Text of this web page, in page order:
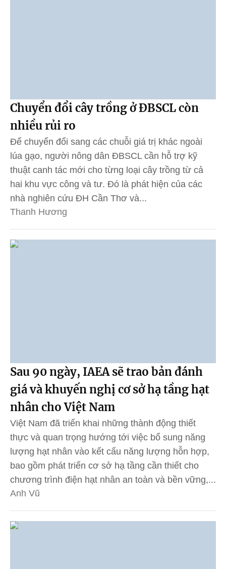
Chuyển đổi cây trồng ở ĐBSCL còn
nhiều rủi ro
Để chuyển đổi sang các chuỗi giá trị khác ngoài
lúa gạo, người nông dân ĐBSCL cần hỗ trợ kỹ
thuật canh tác mới cho từng loại cây trồng từ cả
hai khu vực công và tư. Đó là phát hiện của các
nhà nghiên cứu ĐH Cần Thơ và...
Thanh Hương
Sau 90 ngày, IAEA sẽ trao bản đánh
giá và khuyến nghị cơ sở hạ tầng hạt
nhân cho Việt Nam
Việt Nam đã triển khai những thành động thiết
thực và quan trọng hướng tới việc bổ sung năng
lượng hạt nhân vào kết cấu năng lượng hỗn hợp,
bao gồm phát triển cơ sở hạ tầng cần thiết cho
chương trình điện hạt nhân an toàn và bền vững,...
Anh Vũ